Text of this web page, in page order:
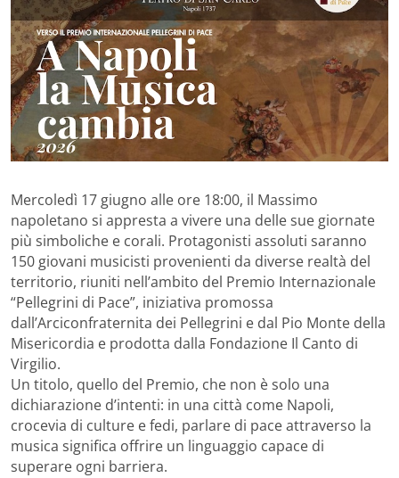
Mercoledì 17 giugno alle ore 18:00, il Massimo
napoletano si appresta a vivere una delle sue giornate
più simboliche e corali. Protagonisti assoluti saranno
150 giovani musicisti provenienti da diverse realtà del
territorio, riuniti nell’ambito del Premio Internazionale
“Pellegrini di Pace”, iniziativa promossa
dall’Arciconfraternita dei Pellegrini e dal Pio Monte della
Misericordia e prodotta dalla Fondazione Il Canto di
Virgilio.
Un titolo, quello del Premio, che non è solo una
dichiarazione d’intenti: in una città come Napoli,
crocevia di culture e fedi, parlare di pace attraverso la
musica significa offrire un linguaggio capace di
superare ogni barriera.